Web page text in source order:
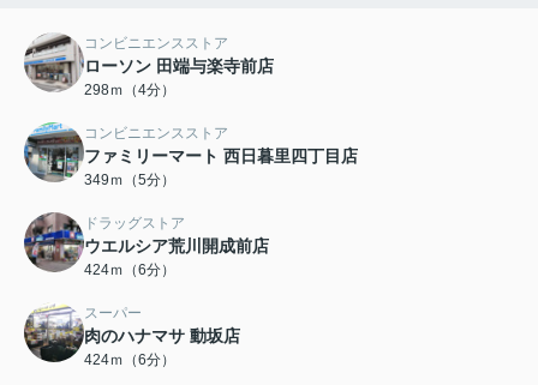
コンビニエンスストア
ローソン 田端与楽寺前店
298ｍ（4分）
コンビニエンスストア
ファミリーマート 西日暮里四丁目店
349ｍ（5分）
ドラッグストア
ウエルシア荒川開成前店
424ｍ（6分）
スーパー
肉のハナマサ 動坂店
424ｍ（6分）